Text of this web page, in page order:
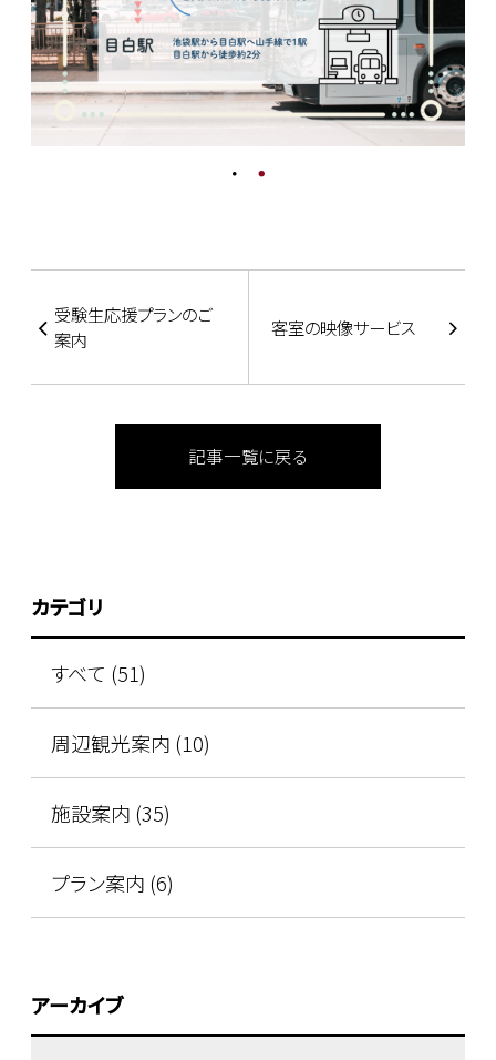
受験生応援プランのご
案内
客室の映像サービス
記事一覧に戻る
カテゴリ
すべて (51)
周辺観光案内 (10)
施設案内 (35)
プラン案内 (6)
アーカイブ